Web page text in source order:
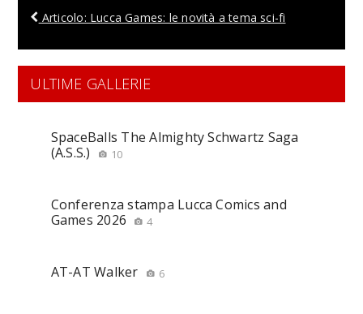
Articolo: Lucca Games: le novità a tema sci-fi
ULTIME GALLERIE
SpaceBalls The Almighty Schwartz Saga
(A.S.S.)
10
Conferenza stampa Lucca Comics and
Games 2026
4
AT-AT Walker 6